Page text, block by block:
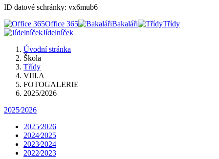
ID datové schránky: vx6mub6
Office 365
Bakaláři
Třídy
Jídelníček
Úvodní stránka
Škola
Třídy
VIII.A
FOTOGALERIE
2025/2026
2025⁄2026
2025⁄2026
2024⁄2025
2023⁄2024
2022⁄2023